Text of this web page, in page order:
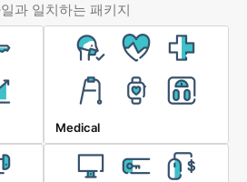
과 일치하는 패키지
Medical